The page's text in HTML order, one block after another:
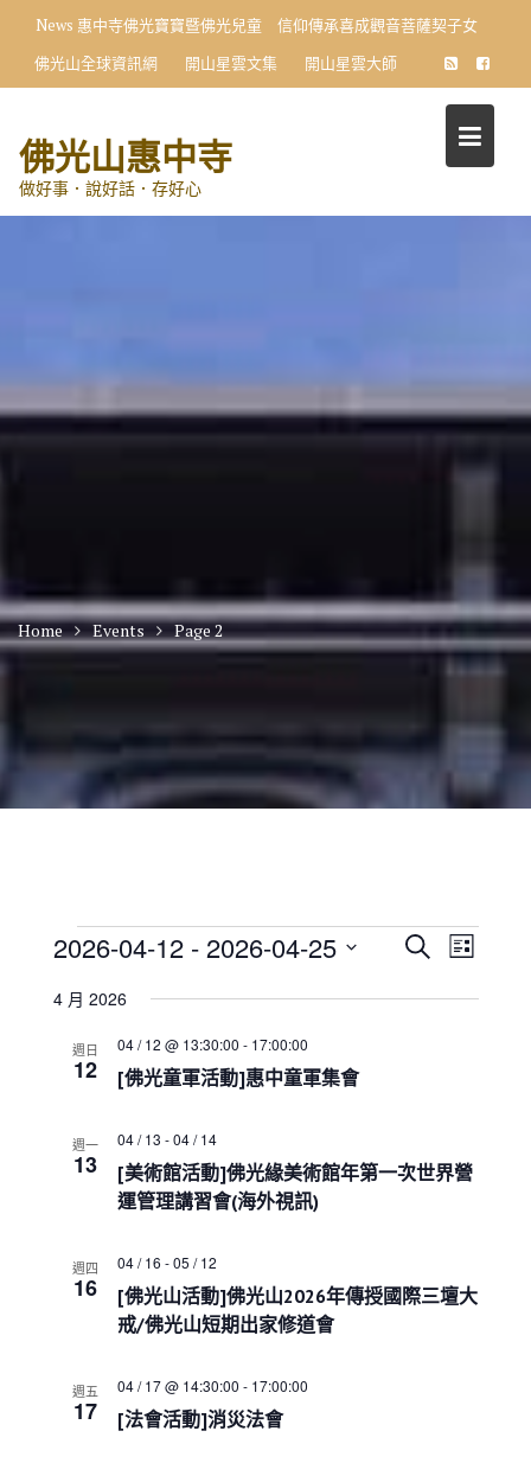
content
News 惠中寺佛光寶寶暨佛光兒童 信仰傳承喜成觀音菩薩契子女
佛光山全球資訊網
開山星雲文集 開山星雲大師
佛光山惠中寺
做好事．說好話．存好心
Home Events Page 2
Events
E
e
r
n
d
S
a
E
v
n
N
a
t
L
2026-04-12 - 2026-04-25
e
4 月 2026
週日
12 [佛光童軍活動]惠中童軍集會
04 / 12 @ 13:30:00 - 17:00:00
週一
13
[美術館活動]佛光緣美術館年第一次世界營
運管理講習會(海外視訊)
04 / 13 -04 / 14
週四
16
[佛光山活動]佛光山2026年傳授國際三壇大
戒/佛光山短期出家修道會
04 / 16 -05 / 12
週五
17 [法會活動]消災法會
04 / 17 @ 14:30:00 - 17:00:00